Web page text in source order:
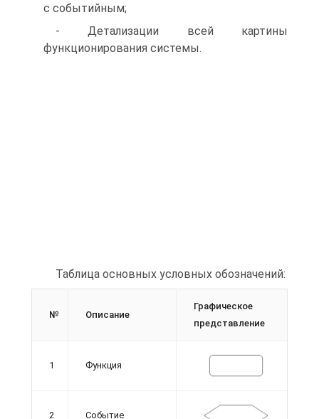
с событийным;
- Детализации всей картины
функционирования системы.
Таблица основных условных обозначений:
№ Описание
Графическое
представление
1 Функция
2 Событие